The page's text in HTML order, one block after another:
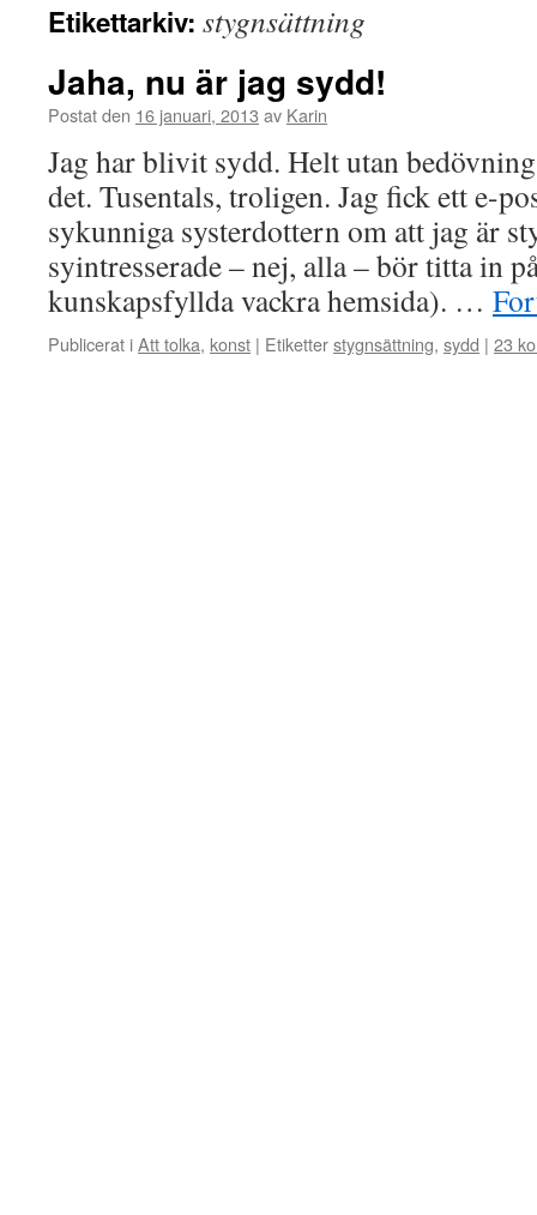
Etikettarkiv: stygnsättning
Jaha, nu är jag sydd!
Postat den 16 januari, 2013 av Karin
Jag har blivit sydd. Helt utan
det. Tusentals, troligen. Jag fick ett e-
sykunniga systerdottern om att jag är
syintresserade – nej, alla – bör titta in
kunskapsfyllda vackra hemsida). …
Publicerat iAtt tolka, konst | Etiketterstygnsättning, sydd | 23